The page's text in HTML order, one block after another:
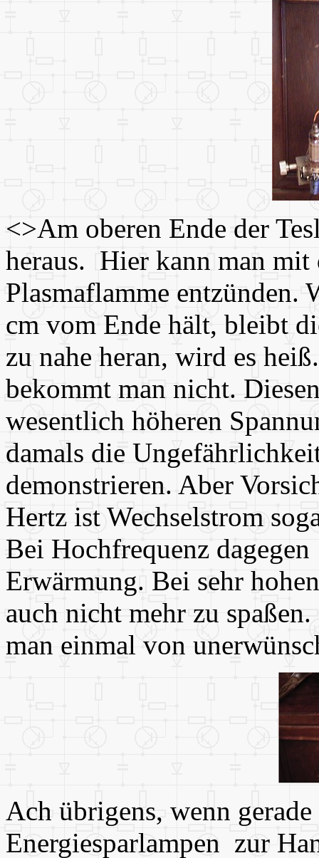
<>Am oberen Ende der
heraus. Hier kann man
Plasmaflamme entzünden.
cm vom Ende hält, bleibt
zu nahe heran, wird es
bekommt man nicht.
wesentlich höheren
damals die
demonstrieren. Aber
Hertz ist Wechselstrom
Bei Hochfrequenz
Erwärmung. Bei sehr
auch nicht mehr zu
man einmal von
Ach übrigens, wenn
Energiesparlampen zur